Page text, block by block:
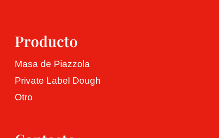
Producto
Masa de Piazzola
Private Label Dough
Otro